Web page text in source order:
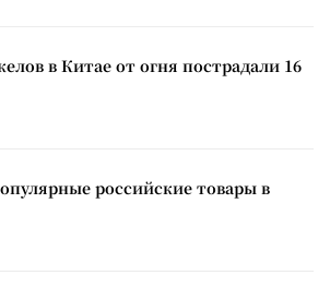
в Китае от огня пострадали 16
российские товары в